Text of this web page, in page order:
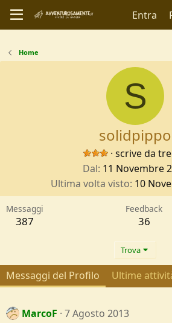
Entra
Home
S
solidpippo
· scrive da
Dal 11 Novembre
Ultima volta visto 10
Messaggi
387
Feedback
36
Trova
Messaggi del Profilo Ultime
MarcoF
7 Agosto 2013